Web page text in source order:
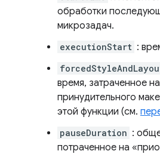
обработки
микрозадач.
executionStart :
время, затраченное
принудительного
этой функции (см.
pauseDuration :
потраченное на